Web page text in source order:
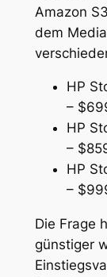
Amazon
dem
HP
–
HP
–
HP
–
Die Frage
günstiger